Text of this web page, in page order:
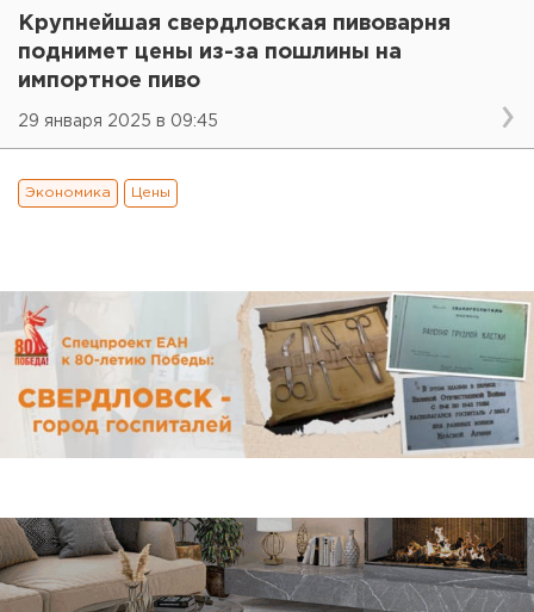
Крупнейшая свердловская пивоварня
поднимет цены из-за пошлины на
импортное пиво
29 января 2025 в 09:45
Экономика Цены